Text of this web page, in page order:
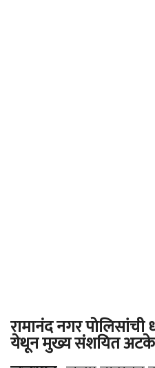
रामानंद नगर
येथून मुख्य संशयित